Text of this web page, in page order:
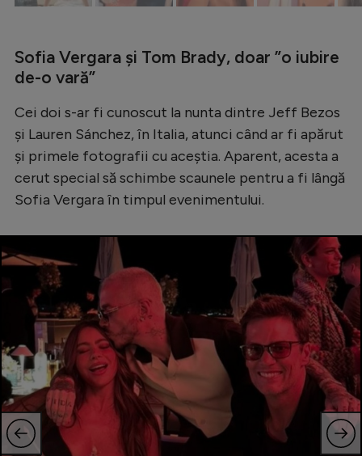
JO 2024
JO 2026
Intră în cont
Creează cont
Sofia Vergara și Tom Brady, doar ”o iubire
de-o vară”
Cei doi s-ar fi cunoscut la nunta dintre Jeff Bezos
și Lauren Sánchez, în Italia, atunci când ar fi apărut
și primele fotografii cu aceștia. Aparent, acesta a
cerut special să schimbe scaunele pentru a fi lângă
Sofia Vergara în timpul evenimentului.